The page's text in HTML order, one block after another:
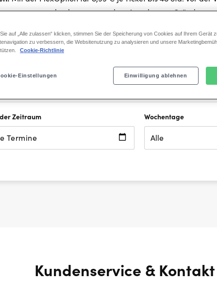
umbuchen – ganz ohne Angabe von Gründen.
Zeitraum
Termine
Wochentage
Kundenservice & Kontakt
auf „Alle zulassen“ klicken, stimmen Sie der Speicherung von Cookies auf Ihrem Gerät
zu verbessern, die Websitenutzung zu analysieren und unsere
Cookie-Richtlinie
Einstellungen Einwilligung ablehnen